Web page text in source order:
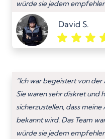
würde sie jedem
David S.
“Ich war begeistert von
Sie waren sehr diskret und
sicherzustellen, dass
bekannt wird. Das Team
würde sie jedem